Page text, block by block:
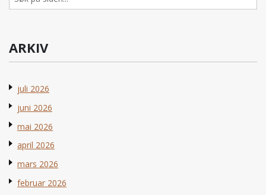
ARKIV
juli 2026
juni 2026
mai 2026
april 2026
mars 2026
februar 2026